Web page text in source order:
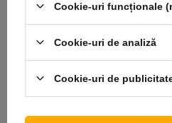
Produs disponibil in cantități mici
Adaugă
Cookie-uri funcționale
Cookie-uri de analiză
Cookie-uri de